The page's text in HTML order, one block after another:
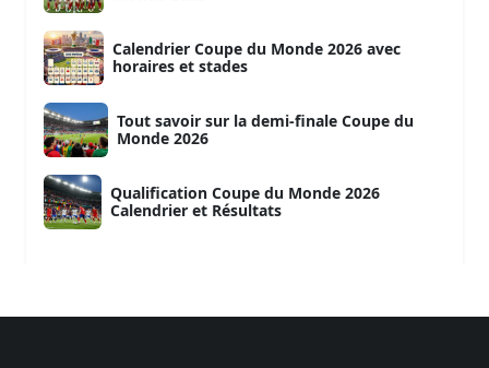
Calendrier Coupe du Monde 2026 avec
horaires et stades
Tout savoir sur la demi-finale Coupe du
Monde 2026
Qualification Coupe du Monde 2026
Calendrier et Résultats